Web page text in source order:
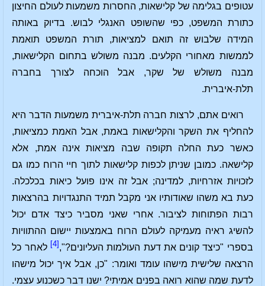
עטופים בגלימה של קלישאות, החסרות משמעות לעולם החיצון
כתורת המשפט, כפי שהשופט האנגלי לבוש. בדיוק באותה
המידה שלבוש זה תואם למציאות, תורת המשפט תואמת
לממשות מאחורי הקלעים. מבנה משולש בתחום הקלישאות,
מבנה משולש של שקר, אבל הוכחה לצורך בחברה
תלת-איברית.
רואים אתם, לרצות חברה תלת-איברית משמעות הדבר היא
להחליף את השקר והקלישאות באמת, אבל האמת כמציאות,
כאשר כעת החלה תקופה שבה מציאות אינה אמת, אלא
קלישאה. כמובן שניתן לכפות קלישאות לתוך חיי הרוח כמו גם
לזכויות אזרחיות, למדינה; אבל זה אינו פועל כיאות בכלכלה.
כעת בא משהו שאודותיו אני מקבל תמיד התנגדויות בהרצאות
רבות הפתוחות לציבור. אחרי שאני מסביר כיצד אדם יכול
להשיג ראיה מעמיקה לעולם הרוח באמצעות יישום ההתוויות
בספרי "כיצד קונים את דעת העולמות העליונים?", [4]
לאחר כל
הרצאה שלישית מישהו עומד ואומר: "כן, אבל איך יכול מישהו
לדעת שמה שהוא רואה בפנים אמיתי? ישנו דבר כשכנוע עצמי.